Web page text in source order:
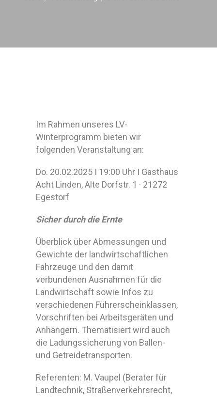
Im Rahmen unseres LV-
Winterprogramm bieten wir
folgenden Veranstaltung an:
Do. 20.02.2025 I 19:00 Uhr I Gasthaus
Acht Linden, Alte Dorfstr. 1 · 21272
Egestorf
Sicher durch die Ernte
Überblick über Abmessungen und
Gewichte der landwirtschaftlichen
Fahrzeuge und den damit
verbundenen Ausnahmen für die
Landwirtschaft sowie Infos zu
verschiedenen Führerscheinklassen,
Vorschriften bei Arbeitsgeräten und
Anhängern. Thematisiert wird auch
die Ladungssicherung von Ballen-
und Getreidetransporten.
Referenten: M. Vaupel (Berater für
Landtechnik, Straßenverkehrsrecht,